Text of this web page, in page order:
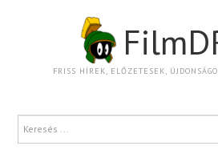
FRISS HÍREK, ELŐZETESEK,